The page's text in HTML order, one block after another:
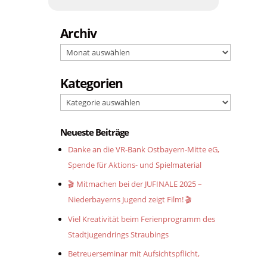
Archiv
Archiv
Kategorien
Kategorien
Neueste Beiträge
Danke an die VR-Bank Ostbayern-Mitte eG,
Spende für Aktions- und Spielmaterial
🎬 Mitmachen bei der JUFINALE 2025 –
Niederbayerns Jugend zeigt Film! 🎬
Viel Kreativität beim Ferienprogramm des
Stadtjugendrings Straubings
Betreuerseminar mit Aufsichtspflicht,